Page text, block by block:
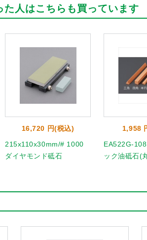
た人はこちらも買っています
16,720 円(税込)
215x110x30mm/# 1000
ダイヤモンド砥石
1,958
EA522G-
ック油砥石(